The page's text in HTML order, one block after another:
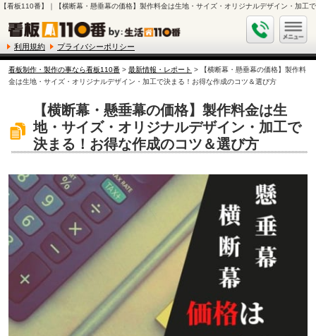
【看板110番】｜【横断幕・懸垂幕の価格】製作料金は生地・サイズ・オリジナルデザイン・加工
利用規約 プライバシーポリシー
看板制作・製作の事なら看板110番> 最新情報・レポート > 【横断幕・懸垂幕の価格】製作料
金は生地・サイズ・オリジナルデザイン・加工で決まる！お得な作成のコツ＆選び方
【横断幕・懸垂幕の価格】製作料金は生
地・サイズ・オリジナルデザイン・加工で
決まる！お得な作成のコツ＆選び方